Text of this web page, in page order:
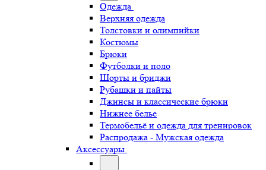
Одежда
Верхняя одежда
Толстовки и олимпийки
Костюмы
Брюки
Футболки и поло
Шорты и бриджи
Рубашки и пайты
Джинсы и классические брюки
Нижнее белье
Термобельё и одежда для тренировок
Распродажа - Мужская одежда
Аксессуары